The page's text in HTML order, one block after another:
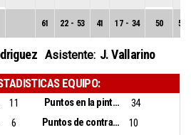
61 22 - 53 41 17 - 34 50 5
Asistente: J. Vallarino
EQUIPO:
11 Puntos en la pintura:
34
6 Puntos de contra ataque:
10